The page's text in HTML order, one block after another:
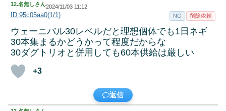
12.名無しさん2024/11/03 11:12
ID:95c05aa0(1/1) NG 削除依頼
ウェーニバル30レベルだと理想個体でも1日ネギ
30本集まるかどうかって程度だからな
30ダグトリオと併用しても60本供給は厳しい
+3
返信